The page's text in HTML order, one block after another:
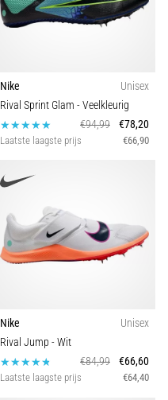
Nike
Unisex
Rival Sprint Glam - Veelkleurig
€94,99
€78,20
Laatste laagste prijs €66,90
Nike
Unisex
Rival Jump - Wit
€84,99
€66,60
Laatste laagste prijs €64,40